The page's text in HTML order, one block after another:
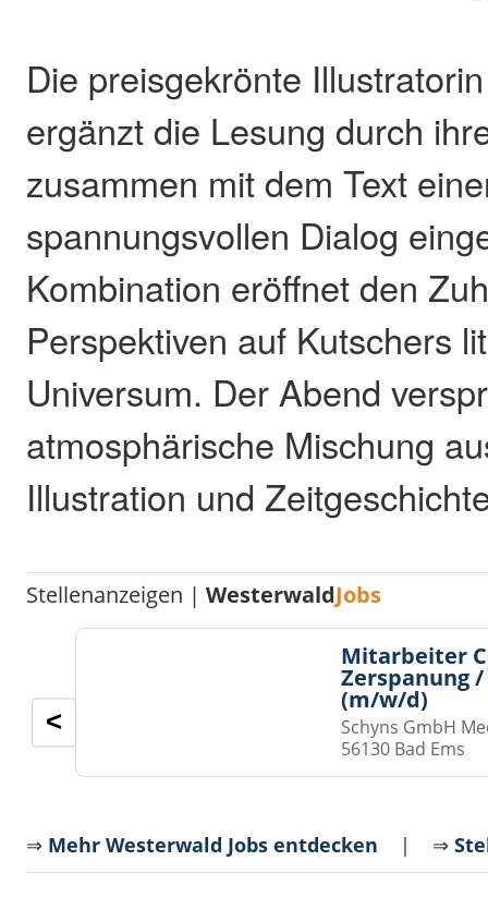
Die preisgekrönte
ergänzt die Lesung durch
zusammen mit dem Text
spannungsvollen Dialog
Kombination eröffnet den
Perspektiven auf Kutschers
Universum. Der Abend
atmosphärische Mischung
Illustration und
Stellenanzeigen |WesterwaldJobs
Mitarbeiter
Zerspanung
(m/w/d)
Schyns GmbH
56130 Bad Ems
<
⇒ Mehr Westerwald Jobs entdecken | ⇒